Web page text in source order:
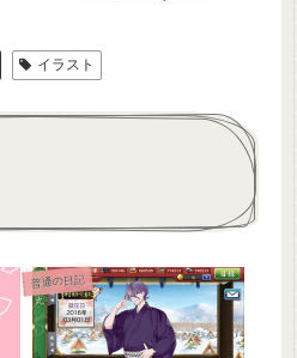
イラスト
普通の日記